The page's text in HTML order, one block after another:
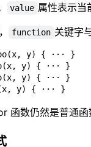
value 属性表示当
function 关键字
y) { ··· }
y) { ··· }
y) { ··· }
函数仍然是普通